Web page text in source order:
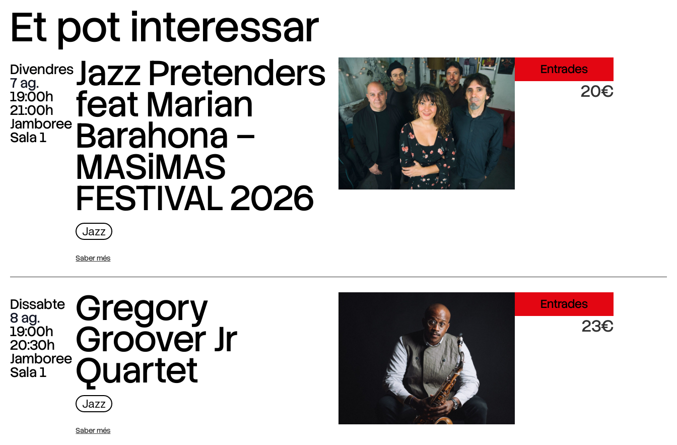
Et pot interessar
Divendres
7 ag.
19:00h
21:00h
Jamboree
Sala 1
Jazz Pretenders
feat Marian
Barahona –
MASiMAS
FESTIVAL 2026
Jazz
Saber més
Entrades
20€
Dissabte
8 ag.
19:00h
20:30h
Jamboree
Sala 1
Gregory
Groover Jr
Quartet
Jazz
Saber més
Entrades
23€